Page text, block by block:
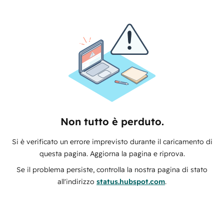
Non tutto è perduto.
Si è verificato un errore imprevisto durante il caricamento di
questa pagina. Aggiorna la pagina e riprova.
Se il problema persiste, controlla la nostra pagina di stato
all'indirizzo status.hubspot.com.